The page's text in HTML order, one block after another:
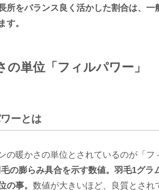
所をバランス良く活かした割合は、
す。
の単位「フィルパワー」
ーとは
の暖かさの単位とされているのが「フ
の膨らみ具合を示す数値。羽毛1グ
の事。 数値が大きいほど、良質とされ